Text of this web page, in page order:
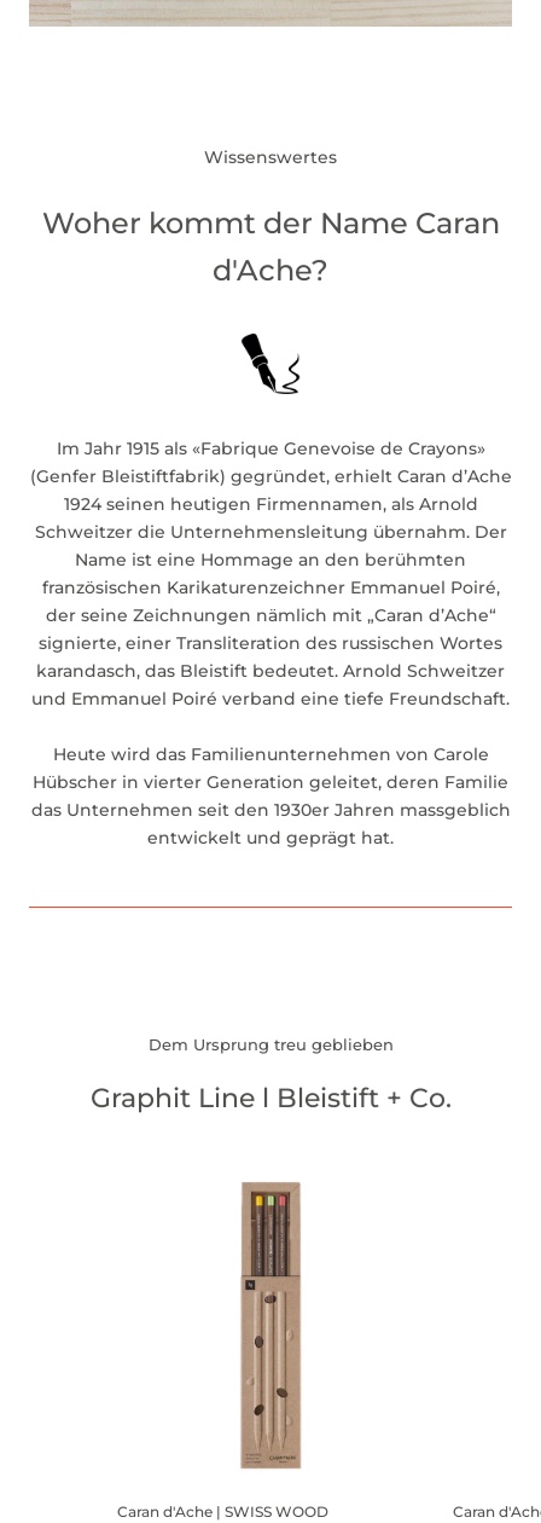
Wissenswertes
Woher kommt der Name Caran
d'Ache?
Im Jahr 1915 als «Fabrique Genevoise de Crayons»
(Genfer Bleistiftfabrik) gegründet, erhielt Caran d’Ache
1924 seinen heutigen Firmennamen, als Arnold
Schweitzer die Unternehmensleitung übernahm. Der
Name ist eine Hommage an den berühmten
französischen Karikaturenzeichner Emmanuel Poiré,
der seine Zeichnungen nämlich mit „Caran d’Ache“
signierte, einer Transliteration des russischen Wortes
karandasch, das Bleistift bedeutet. Arnold Schweitzer
und Emmanuel Poiré verband eine tiefe Freundschaft.
Heute wird das Familienunternehmen von Carole
Hübscher in vierter Generation geleitet, deren Familie
das Unternehmen seit den 1930er Jahren massgeblich
entwickelt und geprägt hat.
Dem Ursprung treu geblieben
Graphit Line l Bleistift + Co.
Caran d'Ache | SWISS WOOD
Caran